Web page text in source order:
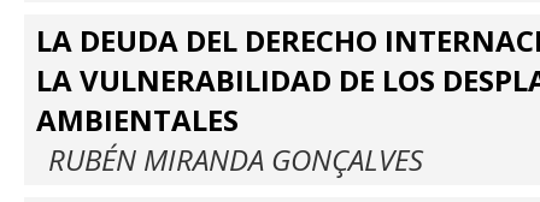
LA DEUDA DEL DERECHO
LA VULNERABILIDAD DE LOS
AMBIENTALES
RUBÉN MIRANDA GONÇALVES